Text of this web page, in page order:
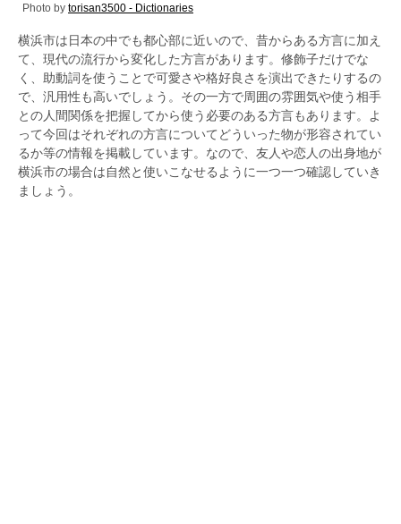
Photo by torisan3500 - Dictionaries
横浜市は日本の中でも都心部に近いので、昔からある方言に加え
て、現代の流行から変化した方言があります。修飾子だけでな
く、助動詞を使うことで可愛さや格好良さを演出できたりするの
で、汎用性も高いでしょう。その一方で周囲の雰囲気や使う相手
との人間関係を把握してから使う必要のある方言もあります。よ
って今回はそれぞれの方言についてどういった物が形容されてい
るか等の情報を掲載しています。なので、友人や恋人の出身地が
横浜市の場合は自然と使いこなせるように一つ一つ確認していき
ましょう。